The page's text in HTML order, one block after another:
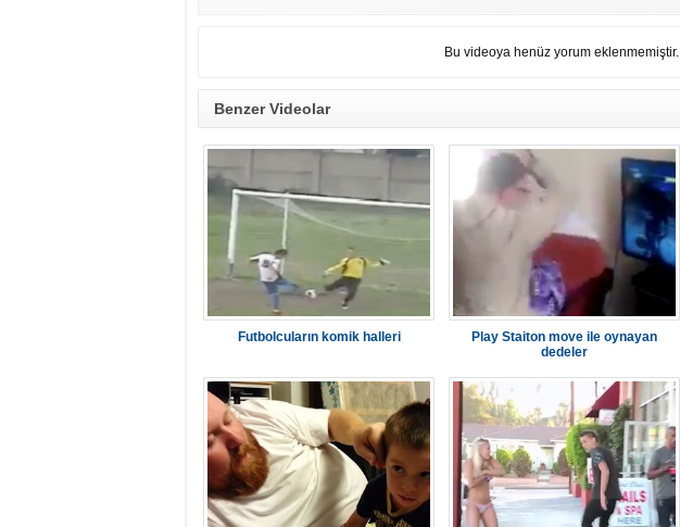
Bu videoya henüz yorum eklenmemiştir.
Benzer Videolar
Futbolcuların komik halleri
Play Staiton move ile oynayan
dedeler